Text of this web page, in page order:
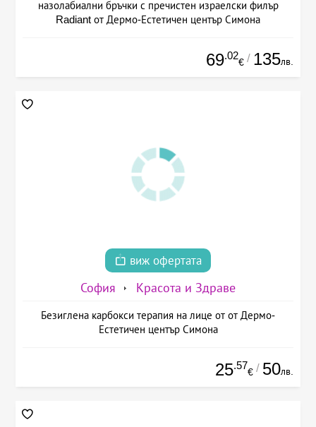
назолабиални бръчки с пречистен израелски филър
Radiant от Дермо-Естетичен център Симона
69.02
€ / 135лв.
виж офертата
София Красота и Здраве
Безиглена карбокси терапия на лице от от Дермо-
Естетичен център Симона
25.57
€ / 50лв.